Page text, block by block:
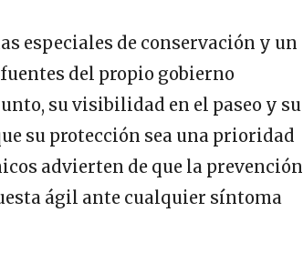
especiales de conservación y un
del propio gobierno
su visibilidad en el paseo y su
su protección sea una prioridad
advierten de que la prevención
ágil ante cualquier síntoma